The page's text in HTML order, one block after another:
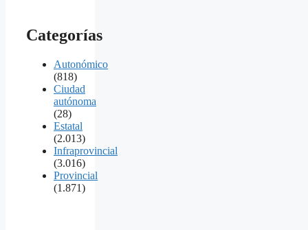
Categorías
Autonómico
(818)
Ciudad
autónoma
(28)
Estatal
(2.013)
Infraprovincial
(3.016)
Provincial
(1.871)